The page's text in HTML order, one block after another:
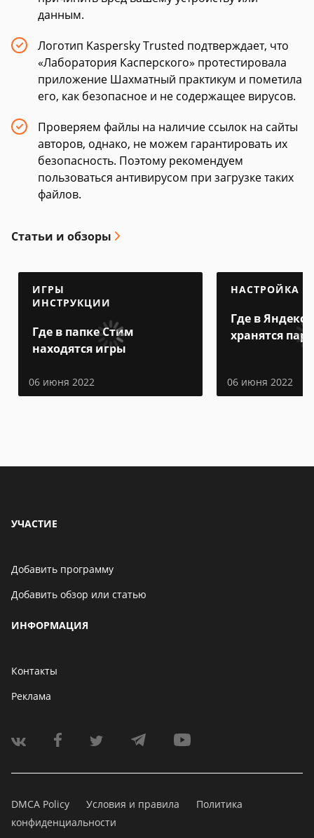
данным.
Логотип Kaspersky Trusted подтверждает, что
«Лаборатория Касперского» протестировала
приложение Шахматный практикум и пометила
его, как безопасное и не содержащее вирусов.
Проверяем файлы на наличие ссылок на сайты
авторов, однако, не можем гарантировать их
безопасность. Поэтому рекомендуем
пользоваться антивирусом при загрузке таких
файлов.
Статьи и обзоры
ИГРЫ
ИНСТРУКЦИИ
Где в папке Стим
находятся игры
06 июня 2022
НАСТРОЙКА
Где в Яндекс
хранятся
06 июня 2022
УЧАСТИЕ
Добавить программу
Добавить обзор или статью
ИНФОРМАЦИЯ
Контакты
Реклама
DMCA Policy Условия и правила
Политика
конфиденциальности